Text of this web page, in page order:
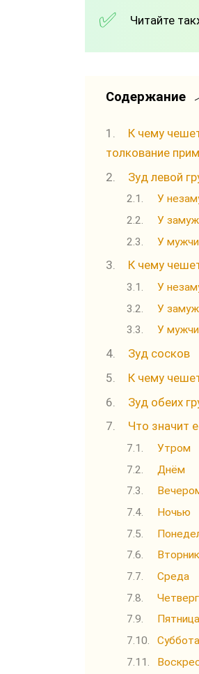
Читайте
Содержание
К чему
толкование
Зуд левой
У
У
У
К чему
У
У
У
Зуд сосков
К чему
Зуд обеих
Что значит
Утром
Днём
Ночью
Вторник
Среда
Четверг
Пятница
Суббота